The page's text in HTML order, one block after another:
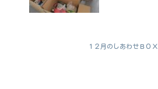
１２月のしあわせＢＯＸ